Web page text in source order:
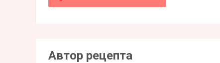
Автор рецепта